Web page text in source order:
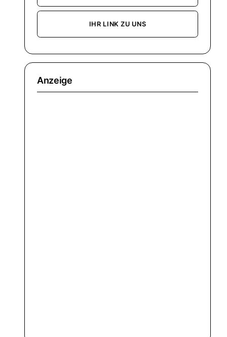
IHR LINK ZU UNS
Anzeige